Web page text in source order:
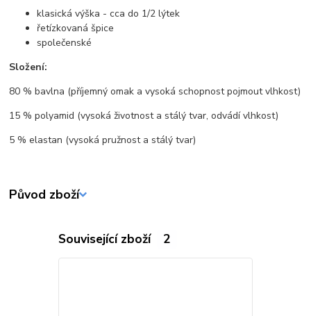
klasická výška - cca do 1/2 lýtek
řetízkovaná špice
společenské
Složení:
80 % bavlna (příjemný omak a vysoká schopnost pojmout vlhkost)
15 % polyamid (vysoká životnost a stálý tvar, odvádí vlhkost)
5 % elastan (vysoká pružnost a stálý tvar)
Původ zboží
Související zboží 2